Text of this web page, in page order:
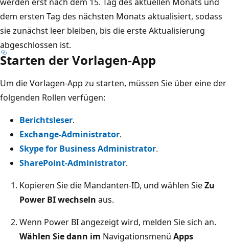
dem ersten Tag des nächsten Monats aktualisiert, sodass
sie zunächst leer bleiben, bis die erste Aktualisierung
abgeschlossen ist.
Starten der Vorlagen-App
Um die Vorlagen-App zu starten, müssen Sie über eine der
folgenden Rollen verfügen:
Berichtsleser.
Exchange-Administrator.
Skype for Business Administrator.
SharePoint-Administrator.
Kopieren Sie die Mandanten-ID, und wählen SieZu
Power BI wechseln aus.
Wenn Power BI angezeigt wird, melden Sie sich an.
Wählen Sie dann im Navigationsmenü Apps